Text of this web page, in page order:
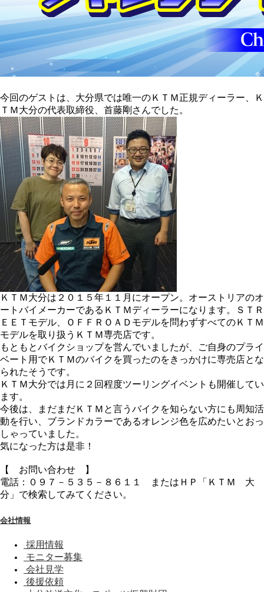
今回のゲストは、大分県では唯一のＫＴＭ正規ディーラー、Ｋ
ＴＭ大分の代表取締役、首藤剛さんでした。
ＫＴＭ大分は２０１５年１１月にオープン。オーストリアのオ
ートバイメーカーであるＫＴＭディーラーになります。ＳＴＲ
ＥＥＴモデル、ＯＦＦＲＯＡＤモデルを問わずすべてのＫＴＭ
モデルを取り扱うＫＴＭ専売店です。
もともとバイクショップを営んでいましたが、ご自身のプライ
ベート用でＫＴＭのバイクを買ったのをきっかけに専売店とな
られたそうです。
ＫＴＭ大分では月に２回程度ツーリングイベントも開催してい
ます。
今後は、まだまだＫＴＭと言うバイクを知らない方にも周知活
動を行い、ブランドカラーであるオレンジ色を広めたいとおっ
しゃっていました。
気になった方は是非！
【 お問い合わせ 】
電話：０９７－５３５－８６１１ またはＨＰ「ＫＴＭ 大
分」で検索してみてください。
会社情報
採用情報
モニター募集
会社見学
後援依頼